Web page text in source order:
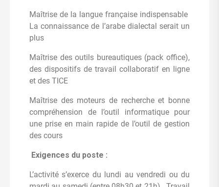
Maîtrise de la langue française indispensable
La connaissance de l’arabe dialectal serait un
plus
Maîtrise des outils bureautiques (pack office),
des dispositifs de travail collaboratif en ligne
et des TICE
Maîtrise des moteurs de recherche et bonne
compréhension de l’outil informatique pour
une prise en main rapide de l’outil de gestion
des cours
Exigences du poste :
L’activité s’exerce du lundi au vendredi ou du